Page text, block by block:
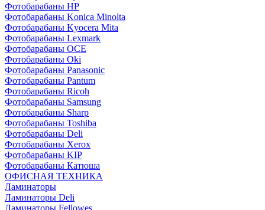
Фотобарабаны HP
Фотобарабаны Konica Minolta
Фотобарабаны Kyocera Mita
Фотобарабаны Lexmark
Фотобарабаны OCE
Фотобарабаны Oki
Фотобарабаны Panasonic
Фотобарабаны Pantum
Фотобарабаны Ricoh
Фотобарабаны Samsung
Фотобарабаны Sharp
Фотобарабаны Toshiba
Фотобарабаны Deli
Фотобарабаны Xerox
Фотобарабаны KIP
Фотобарабаны Катюша
ОФИСНАЯ ТЕХНИКА
Ламинаторы
Ламинаторы Deli
Ламинаторы Fellowes